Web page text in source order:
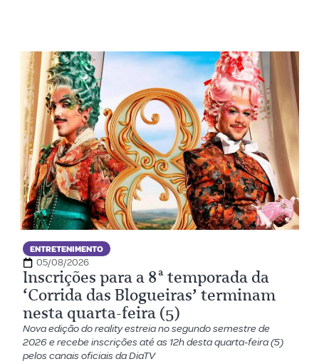
ENTRETENIMENTO
05/08/2026
Inscrições para a 8ª temporada da
‘Corrida das Blogueiras’ terminam
nesta quarta-feira (5)
Nova edição do reality estreia no segundo semestre de
2026 e recebe inscrições até as 12h desta quarta-feira (5)
pelos canais oficiais da DiaTV